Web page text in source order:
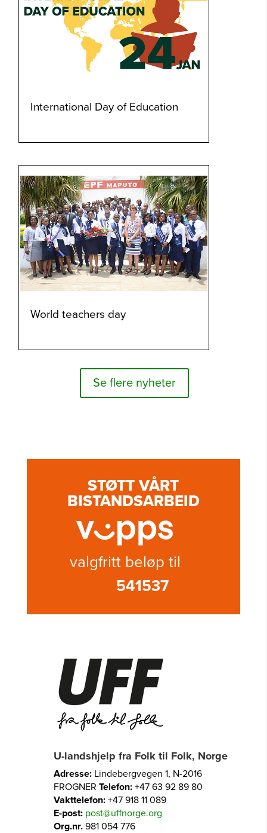
International Day of Education
World teachers day
Se flere nyheter
STØTT VÅRT
BISTANDSARBEID
valgfritt beløp til
541537
U-landshjelp fra Folk til Folk, Norge
Adresse:Lindebergvegen 1, N-2016
FROGNER Telefon:+47 63 92 89 80
Vakttelefon:+47 918 11 089
E-post: post@uffnorge.org
Org.nr.981 054 776